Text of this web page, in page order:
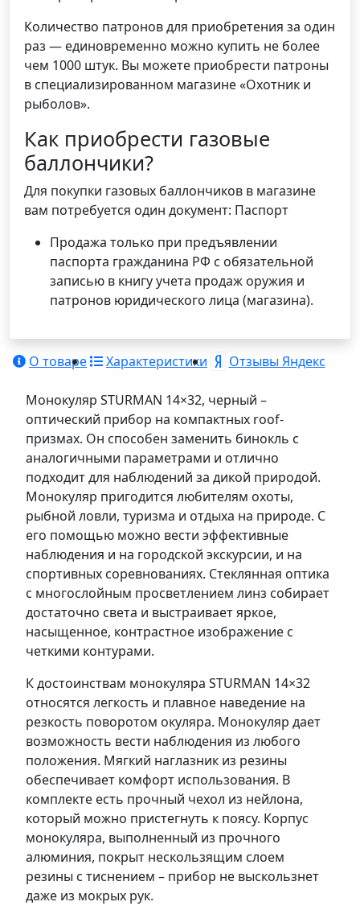
Количество патронов для приобретения за один
раз — единовременно можно купить не более
чем 1000 штук. Вы можете приобрести патроны
в специализированном магазине «Охотник и
рыболов».
Как приобрести газовые
баллончики?
Для покупки газовых баллончиков в магазине
вам потребуется один документ: Паспорт
Продажа только при предъявлении
паспорта гражданина РФ с обязательной
записью в книгу учета продаж оружия и
патронов юридического лица (магазина).
О товаре Характеристики Отзывы Яндекс
Монокуляр STURMAN 14×32, черный –
оптический прибор на компактных roof-
призмах. Он способен заменить бинокль с
аналогичными параметрами и отлично
подходит для наблюдений за дикой природой.
Монокуляр пригодится любителям охоты,
рыбной ловли, туризма и отдыха на природе. С
его помощью можно вести эффективные
наблюдения и на городской экскурсии, и на
спортивных соревнованиях. Стеклянная оптика
с многослойным просветлением линз собирает
достаточно света и выстраивает яркое,
насыщенное, контрастное изображение с
четкими контурами.
К достоинствам монокуляра STURMAN 14×32
относятся легкость и плавное наведение на
резкость поворотом окуляра. Монокуляр дает
возможность вести наблюдения из любого
положения. Мягкий наглазник из резины
обеспечивает комфорт использования. В
комплекте есть прочный чехол из нейлона,
который можно пристегнуть к поясу. Корпус
монокуляра, выполненный из прочного
алюминия, покрыт нескользящим слоем
резины с тиснением – прибор не выскользнет
даже из мокрых рук.